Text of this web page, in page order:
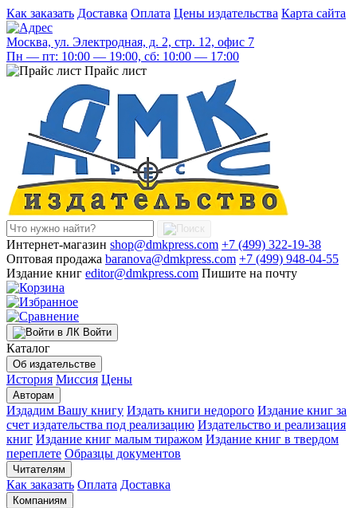
Как заказать Доставка Оплата Цены издательства Карта сайта
Москва, ул. Электродная, д. 2, стр. 12, офис 7
Пн — пт: 10:00 — 19:00, сб: 10:00 — 17:00
Прайс лист
Интернет-магазин shop@dmkpress.com +7 (499) 322-19-38
Оптовая продажа baranova@dmkpress.com +7 (499) 948-04-55
Издание книг editor@dmkpress.com Пишите на почту
Войти
Каталог
Об издательстве
История Миссия Цены
Авторам
Издадим Вашу книгу Издать книги недорого Издание книг за
счет издательства под реализацию Издательство и реализация
книг Издание книг малым тиражом Издание книг в твердом
переплете Образцы документов
Читателям
Как заказать Оплата Доставка
Компаниям